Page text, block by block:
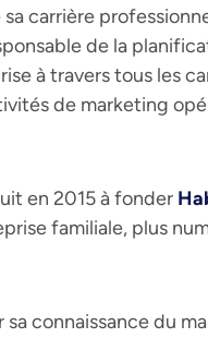
carrière
de la
à travers tous les
de marketing
en 2015 à fonder
familiale, plus
connaissance du